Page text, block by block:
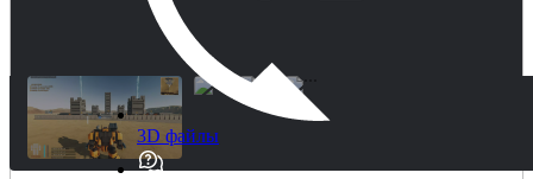
3D файлы